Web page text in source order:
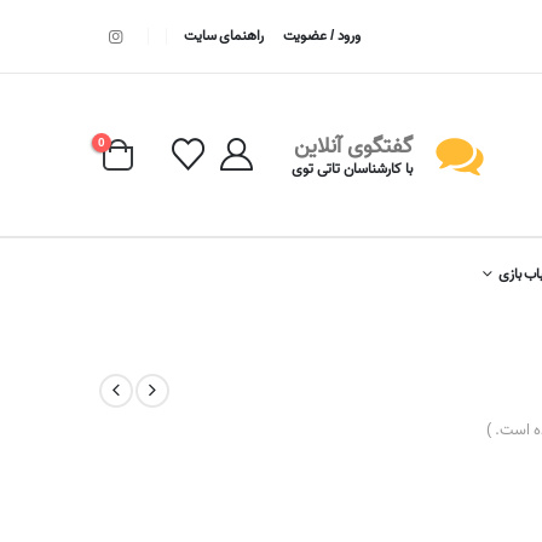
ورود / عضویت راهنمای سایت
گفتگوی آنلاین
با کارشناسان تاتی توی
0
بازی
است. )